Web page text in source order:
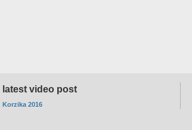
latest video post
Korzika 2016